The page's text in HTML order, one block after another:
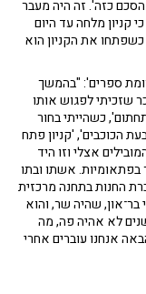
כשכל ירושלים עברו
אני ו'קפה נאמן' היינו
הוא אמר 'אני רוצה
סירב לייצג אותו כי
הסעיפים לרעתך, אין סעיף
כזה'. זה היה מעבר
קניון מלחה עד היום
כשפתחו את הקניון הוא
ספרים': "בהמשך
שזכיתי לפגוש אותו
כשהייתי בחור
3 מיקומים - 'שבעת הכוכבים', 'קניון פתח
אצלי וזו היד
אשתו ובתו
החנות בתחנה מרכזית